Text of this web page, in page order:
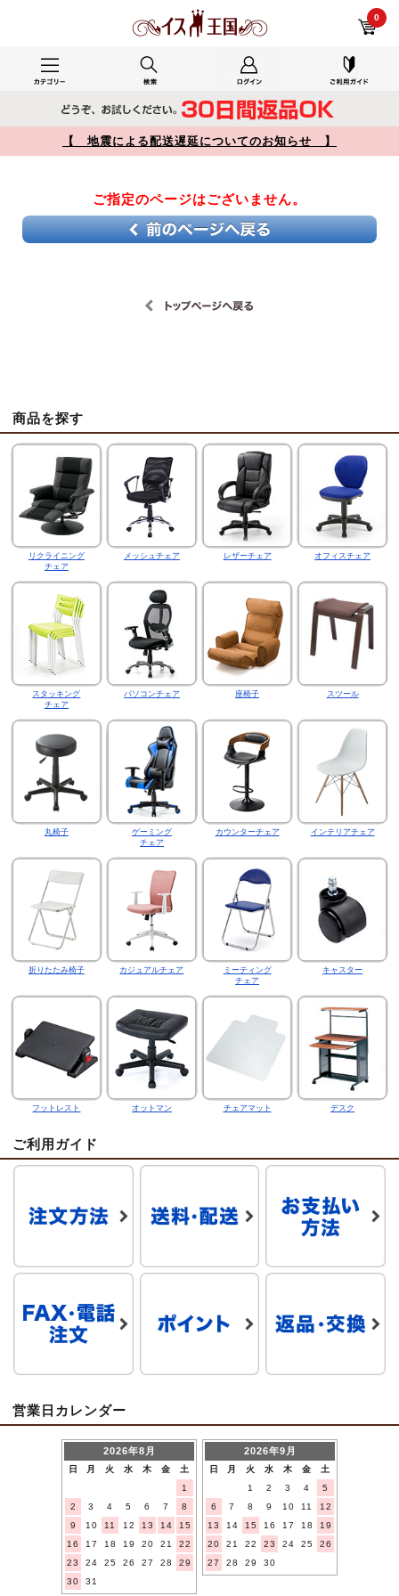
0
【 地震による配送遅延についてのお知らせ 】
ご指定のページはございません。
商品を探す
リクライニング
チェア
メッシュチェア レザーチェア オフィスチェア
スタッキング
チェア
パソコンチェア 座椅子 スツール
丸椅子
ゲーミング
チェア
カウンターチェア インテリアチェア
折りたたみ椅子 カジュアルチェア
ミーティング
チェア
キャスター
フットレスト オットマン チェアマット デスク
ご利用ガイド
営業日カレンダー
2026年8月
日 月 火 水 木 金
土
1
2
3 4 5 6 7
8
9
10 11 12 13 14
15
16
17 18 19 20 21
22
23
24 25 26 27 28
29
30
31
2026年9月
日 月 火 水 木 金
土
1
2 3 4
5
6
7 8 9 10 11
12
13
14 15 16 17 18
19
20
21 22 23 24 25
26
27
28 29 30